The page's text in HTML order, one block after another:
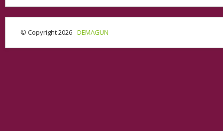
© Copyright 2026 -DEMAGUN